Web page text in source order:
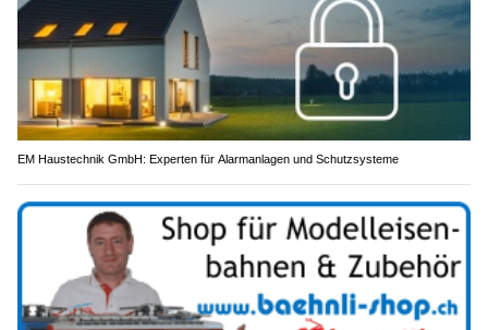
EM Haustechnik GmbH: Experten für Alarmanlagen und Schutzsysteme